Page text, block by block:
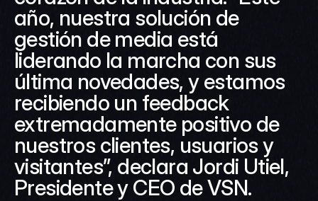
año, nuestra solución de
gestión de media está
liderando la marcha con sus
última novedades, y estamos
recibiendo un feedback
extremadamente positivo de
nuestros clientes, usuarios y
visitantes”, declara Jordi Utiel,
Presidente y CEO de VSN.